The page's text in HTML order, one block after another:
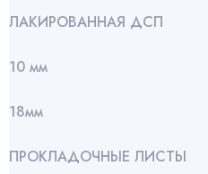
ЛАКИРОВАННАЯ ДСП
10 мм
18мм
ПРОКЛАДОЧНЫЕ ЛИСТЫ